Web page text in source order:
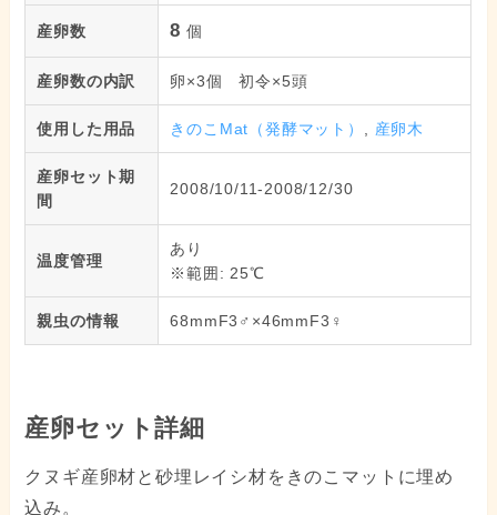
産卵数 8 個
産卵数の内訳 卵×3個 初令×5頭
使用した用品 きのこMat（発酵マット） , 産卵木
産卵セット期
間
2008/10/11-2008/12/30
温度管理
あり
※範囲: 25℃
親虫の情報 68mmF3♂×46mmF3♀
産卵セット詳細
クヌギ産卵材と砂埋レイシ材をきのこマットに埋め
込み。